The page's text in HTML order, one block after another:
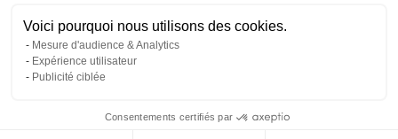
Voici pourquoi nous utilisons des cookies.
Mesure d'audience & Analytics
Expérience utilisateur
Publicité ciblée
Consentements certifiés par
03 28 09 19 04
Voir la fiche magasin